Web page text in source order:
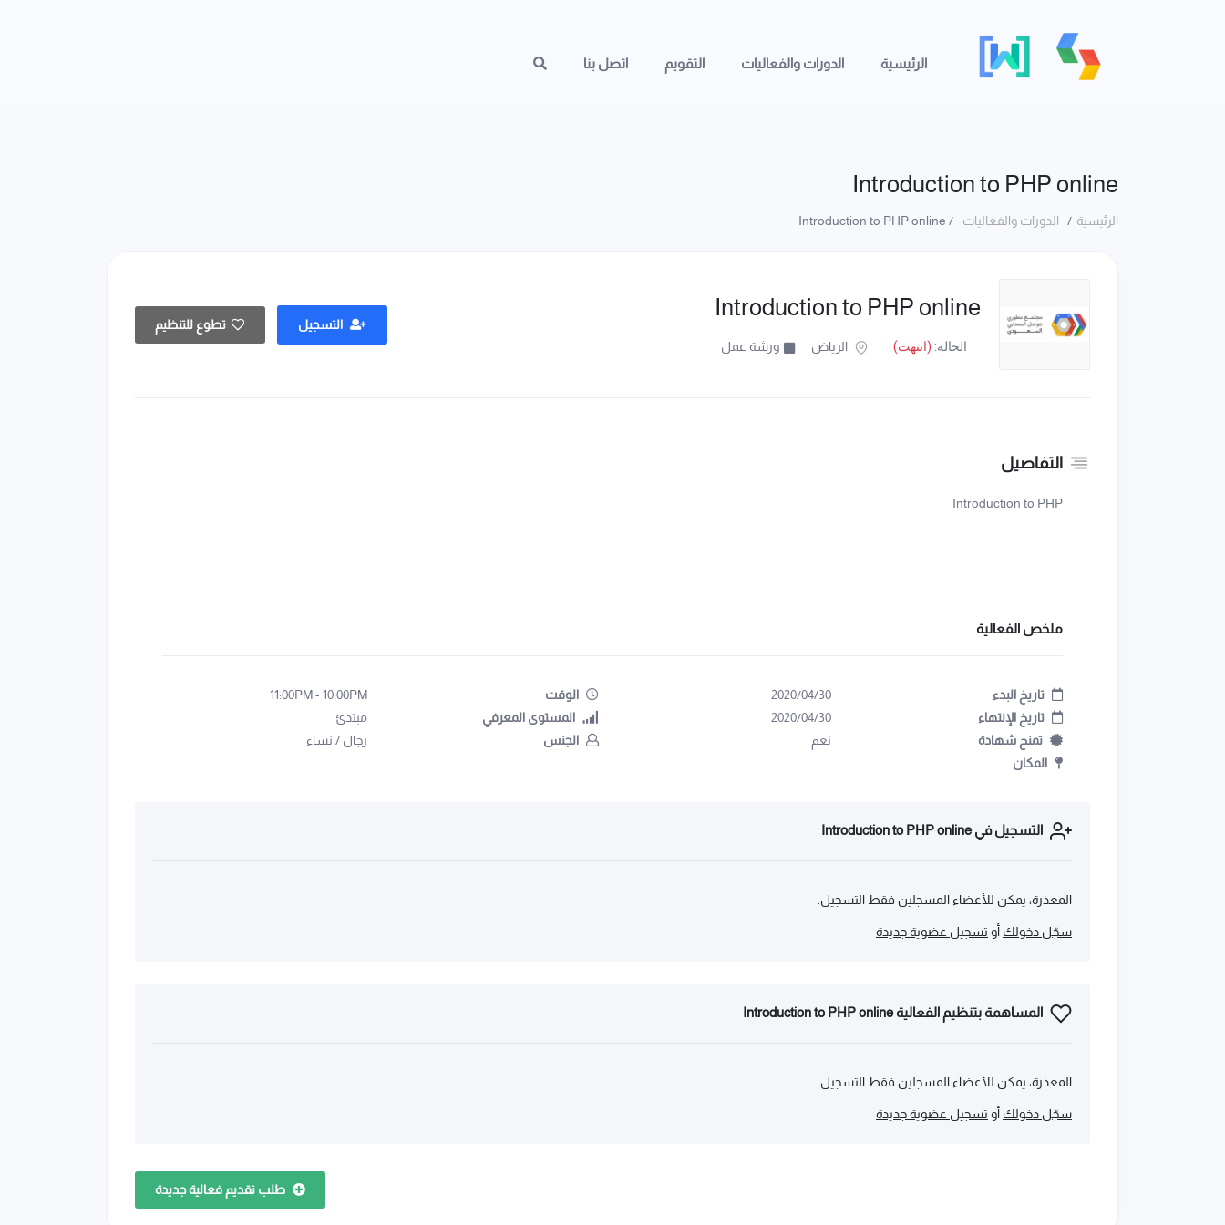
الرئيسية الدورات والفعاليات التقويم اتصل بنا
Introduction to PHP online
الرئيسية الدورات والفعاليات
Introduction to PHP online
الحالة: (انتهت) الرياض ورشة عمل
التسجيل تطوع للتنظيم
التفاصيل
Introduction to PHP
ملخص الفعالية
تاريخ البدء 2020/04/30 الوقت 10:00PM
-
11:00PM
تاريخ الإنتهاء
2020/04/30 المستوى المعرفي
مبتدئ
تمنح شهادة
نعم الجنس رجال / نساء
المكان
التسجيل في Introduction to PHP online
المعذرة، يمكن للأعضاء المسجلين فقط التسجيل.
سجّل دخولك أو تسجيل عضوية جديدة
المساهمة بتنظيم الفعالية Introduction to PHP online
المعذرة، يمكن للأعضاء المسجلين فقط التسجيل.
سجّل دخولك أو تسجيل عضوية جديدة
طلب تقديم فعالية جديدة